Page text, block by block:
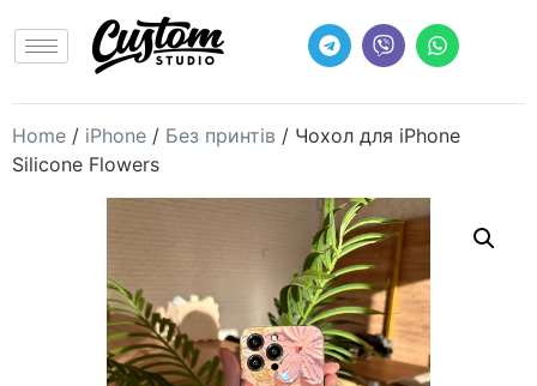
Home / iPhone / Без принтів / Чохол для iPhone
Silicone Flowers